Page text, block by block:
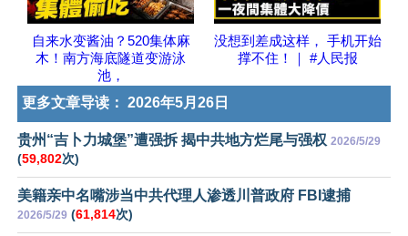
自来水变酱油？520集体麻
木！南方海底隧道变游泳
池，
没想到差成这样， 手机开始
撑不住！｜ #人民报
更多文章导读： 2026年5月26日
贵州“吉卜力城堡”遭强拆 揭中共地方烂尾与强权 2026/5/29
(59,802次)
美籍亲中名嘴涉当中共代理人渗透川普政府 FBI逮捕
2026/5/29 (61,814次)